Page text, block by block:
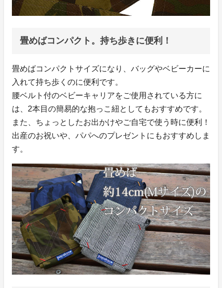
畳めばコンパクト。持ち歩きに便利！
畳めばコンパクトサイズになり、バッグやベビーカーに
入れて持ち歩くのに便利です。
腰ベルト付のベビーキャリアをご使用されている方に
は、2本目の簡易的な抱っこ紐としてもおすすめです。
また、ちょっとしたお出かけやご自宅で使う時に便利！
出産のお祝いや、パパへのプレゼントにもおすすめしま
す。